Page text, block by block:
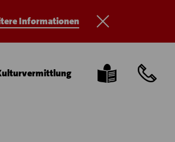
Informationen